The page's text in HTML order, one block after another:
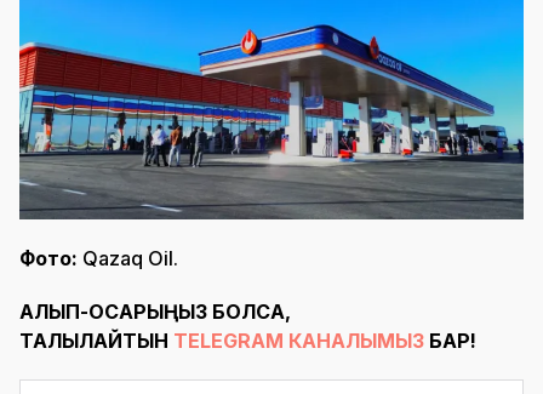
Фото: Qazaq Oil.
АЛЫП-ҚОСАРЫҢЫЗ БОЛСА,
ТАЛҚЫЛАЙТЫН TELEGRAM КАНАЛЫМЫЗ БАР!